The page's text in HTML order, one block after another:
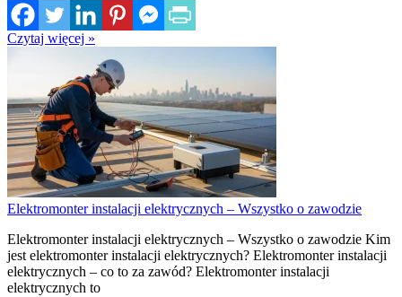
Czytaj więcej »
Elektromonter instalacji elektrycznych – Wszystko o zawodzie
Elektromonter instalacji elektrycznych – Wszystko o zawodzie Kim
jest elektromonter instalacji elektrycznych? Elektromonter instalacji
elektrycznych – co to za zawód? Elektromonter instalacji
elektrycznych to